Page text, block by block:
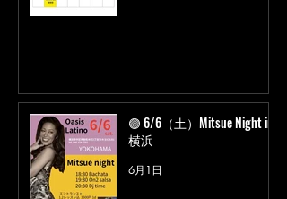
🟣 6/6（土）Mitsue Night in
横浜
6月1日